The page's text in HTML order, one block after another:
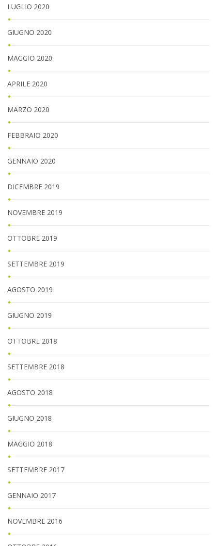
LUGLIO 2020
GIUGNO 2020
MAGGIO 2020
APRILE 2020
MARZO 2020
FEBBRAIO 2020
GENNAIO 2020
DICEMBRE 2019
NOVEMBRE 2019
OTTOBRE 2019
SETTEMBRE 2019
AGOSTO 2019
GIUGNO 2019
OTTOBRE 2018
SETTEMBRE 2018
AGOSTO 2018
GIUGNO 2018
MAGGIO 2018
SETTEMBRE 2017
GENNAIO 2017
NOVEMBRE 2016